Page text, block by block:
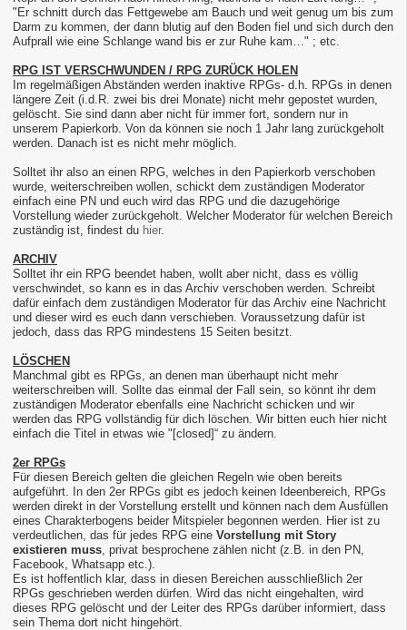
"Er schnitt durch das Fettgewebe am Bauch und weit genug um bis zum
Darm zu kommen, der dann blutig auf den Boden fiel und sich durch den
Aufprall wie eine Schlange wand bis er zur Ruhe kam…" ; etc.
RPG IST VERSCHWUNDEN / RPG ZURÜCK HOLEN
Im regelmäßigen Abständen werden inaktive RPGs- d.h. RPGs in denen
längere Zeit (i.d.R. zwei bis drei Monate) nicht mehr gepostet wurden,
gelöscht. Sie sind dann aber nicht für immer fort, sondern nur in
unserem Papierkorb. Von da können sie noch 1 Jahr lang zurückgeholt
werden. Danach ist es nicht mehr möglich.
Solltet ihr also an einen RPG, welches in den Papierkorb verschoben
wurde, weiterschreiben wollen, schickt dem zuständigen Moderator
einfach eine PN und euch wird das RPG und die dazugehörige
Vorstellung wieder zurückgeholt. Welcher Moderator für welchen Bereich
zuständig ist, findest du hier.
ARCHIV
Solltet ihr ein RPG beendet haben, wollt aber nicht, dass es völlig
verschwindet, so kann es in das Archiv verschoben werden. Schreibt
dafür einfach dem zuständigen Moderator für das Archiv eine Nachricht
und dieser wird es euch dann verschieben. Voraussetzung dafür ist
jedoch, dass das RPG mindestens 15 Seiten besitzt.
LÖSCHEN
Manchmal gibt es RPGs, an denen man überhaupt nicht mehr
weiterschreiben will. Sollte das einmal der Fall sein, so könnt ihr dem
zuständigen Moderator ebenfalls eine Nachricht schicken und wir
werden das RPG vollständig für dich löschen. Wir bitten euch hier nicht
einfach die Titel in etwas wie "[closed]“ zu ändern.
2er RPGs
Für diesen Bereich gelten die gleichen Regeln wie oben bereits
aufgeführt. In den 2er RPGs gibt es jedoch keinen Ideenbereich, RPGs
werden direkt in der Vorstellung erstellt und können nach dem Ausfüllen
eines Charakterbogens beider Mitspieler begonnen werden. Hier ist zu
verdeutlichen, das für jedes RPG eine Vorstellung mit Story
existieren muss, privat besprochene zählen nicht (z.B. in den PN,
Facebook, Whatsapp etc.).
Es ist hoffentlich klar, dass in diesen Bereichen ausschließlich 2er
RPGs geschrieben werden dürfen. Wird das nicht eingehalten, wird
dieses RPG gelöscht und der Leiter des RPGs darüber informiert, dass
sein Thema dort nicht hingehört.